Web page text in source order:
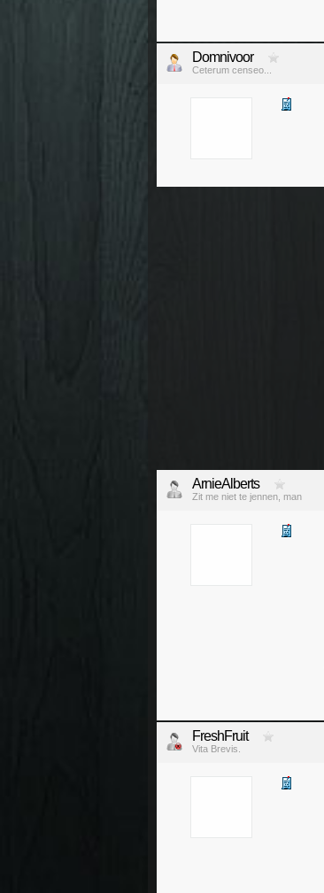
Domnivoor
Ceterum censeo...
ArnieAlberts
Zit me niet te jennen, man
FreshFruit
Vita Brevis.